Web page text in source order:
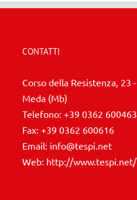
CONTATTI
Corso della Resistenza, 23 -
Meda (Mb)
Telefono: +39 0362 600463
Fax: +39 0362 600616
Email: info@tespi.net
Web: http://www.tespi.net/